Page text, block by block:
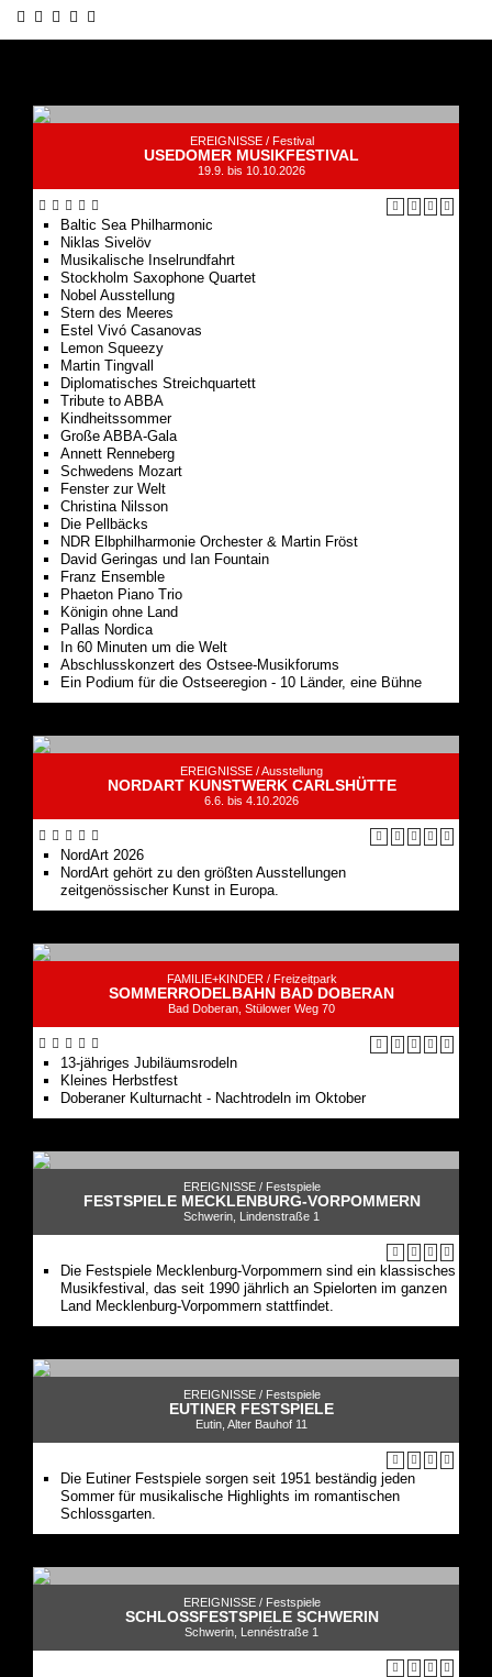
EREIGNISSE / Festival
USEDOMER MUSIKFESTIVAL
19.9. bis 10.10.2026
Baltic Sea Philharmonic
Niklas Sivelöv
Musikalische Inselrundfahrt
Stockholm Saxophone Quartet
Nobel Ausstellung
Stern des Meeres
Estel Vivó Casanovas
Lemon Squeezy
Martin Tingvall
Diplomatisches Streichquartett
Tribute to ABBA
Kindheitssommer
Große ABBA-Gala
Annett Renneberg
Schwedens Mozart
Fenster zur Welt
Christina Nilsson
Die Pellbäcks
NDR Elbphilharmonie Orchester & Martin Fröst
David Geringas und Ian Fountain
Franz Ensemble
Phaeton Piano Trio
Königin ohne Land
Pallas Nordica
In 60 Minuten um die Welt
Abschlusskonzert des Ostsee-Musikforums
Ein Podium für die Ostseeregion - 10 Länder, eine Bühne
EREIGNISSE /Ausstellung
NORDART KUNSTWERK CARLSHÜTTE
6.6. bis 4.10.2026
NordArt 2026
NordArt gehört zu den größten Ausstellungen
zeitgenössischer Kunst in Europa.
FAMILIE+KINDER / Freizeitpark
SOMMERRODELBAHN BAD DOBERAN
Bad Doberan, Stülower Weg 70
13-jähriges Jubiläumsrodeln
Kleines Herbstfest
Doberaner Kulturnacht - Nachtrodeln im Oktober
EREIGNISSE / Festspiele
FESTSPIELE MECKLENBURG-VORPOMMERN
Schwerin, Lindenstraße 1
Die Festspiele Mecklenburg-Vorpommern sind ein klassisches
Musikfestival, das seit 1990 jährlich an Spielorten im ganzen
Land Mecklenburg-Vorpommern stattfindet.
EREIGNISSE / Festspiele
EUTINER FESTSPIELE
Eutin, Alter Bauhof 11
Die Eutiner Festspiele sorgen seit 1951 beständig jeden
Sommer für musikalische Highlights im romantischen
Schlossgarten.
EREIGNISSE / Festspiele
SCHLOSSFESTSPIELE SCHWERIN
Schwerin, Lennéstraße 1